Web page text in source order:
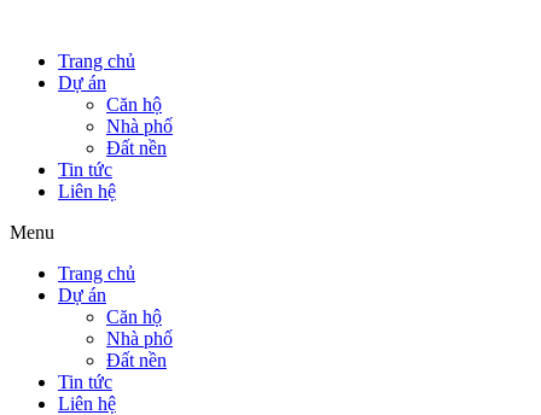
Trang chủ
Dự án
Căn hộ
Nhà phố
Đất nền
Tin tức
Liên hệ
Menu
Trang chủ
Dự án
Căn hộ
Nhà phố
Đất nền
Tin tức
Liên hệ